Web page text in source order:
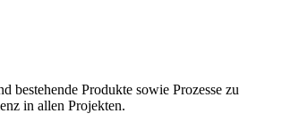
bestehende Produkte sowie Prozesse zu
in allen Projekten.